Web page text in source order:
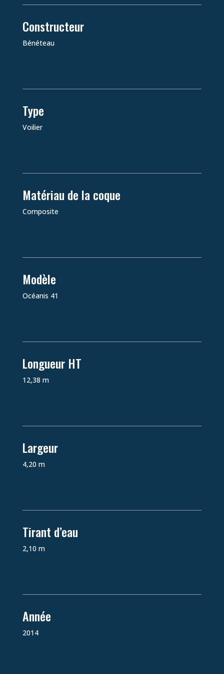
Constructeur
Bénéteau
Type
Voilier
Matériau de la coque
Composite
Modèle
Océanis 41
Longueur HT
12,38 m
Largeur
4,20 m
Tirant d’eau
2,10 m
Année
2014